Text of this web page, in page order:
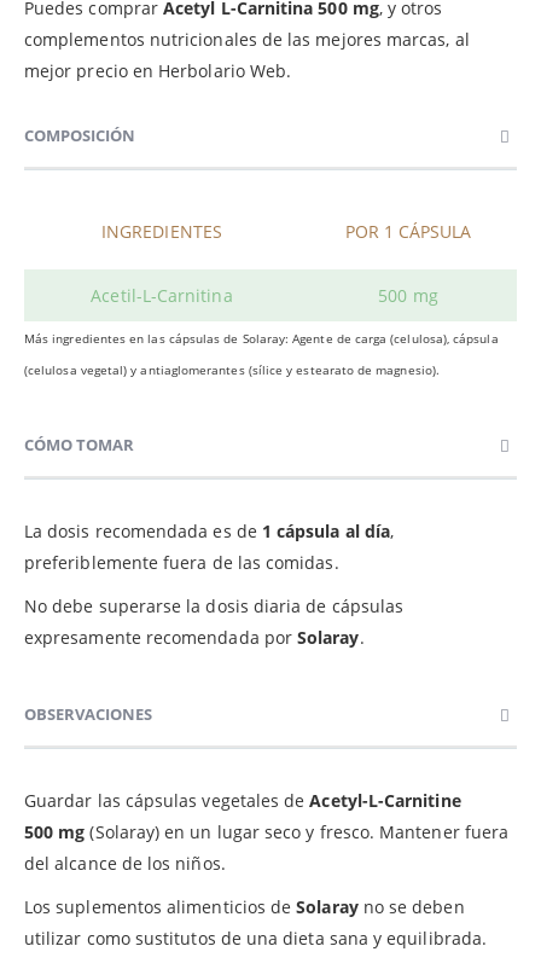
Puedes comprarAcetyl L-Carnitina 500 mg, y otros
complementos nutricionales de las mejores marcas, al
mejor precio en Herbolario Web.
COMPOSICIÓN
INGREDIENTES POR 1 CÁPSULA
Acetil-L-Carnitina 500 mg
Más ingredientes en las cápsulas de Solaray: Agente de carga (celulosa), cápsula
(celulosa vegetal) y antiaglomerantes (sílice y estearato de magnesio).
CÓMO TOMAR
La dosis recomendada es de 1 cápsula al día,
preferiblemente fuera de las comidas.
No debe superarse la dosis diaria de cápsulas
expresamente recomendada porSolaray.
OBSERVACIONES
Guardar las cápsulas vegetales deAcetyl-L-Carnitine
500 mg (Solaray) en un lugar seco y fresco. Mantener fuera
del alcance de los niños.
Los suplementos alimenticios deSolarayno se deben
utilizar como sustitutos de una dieta sana y equilibrada.